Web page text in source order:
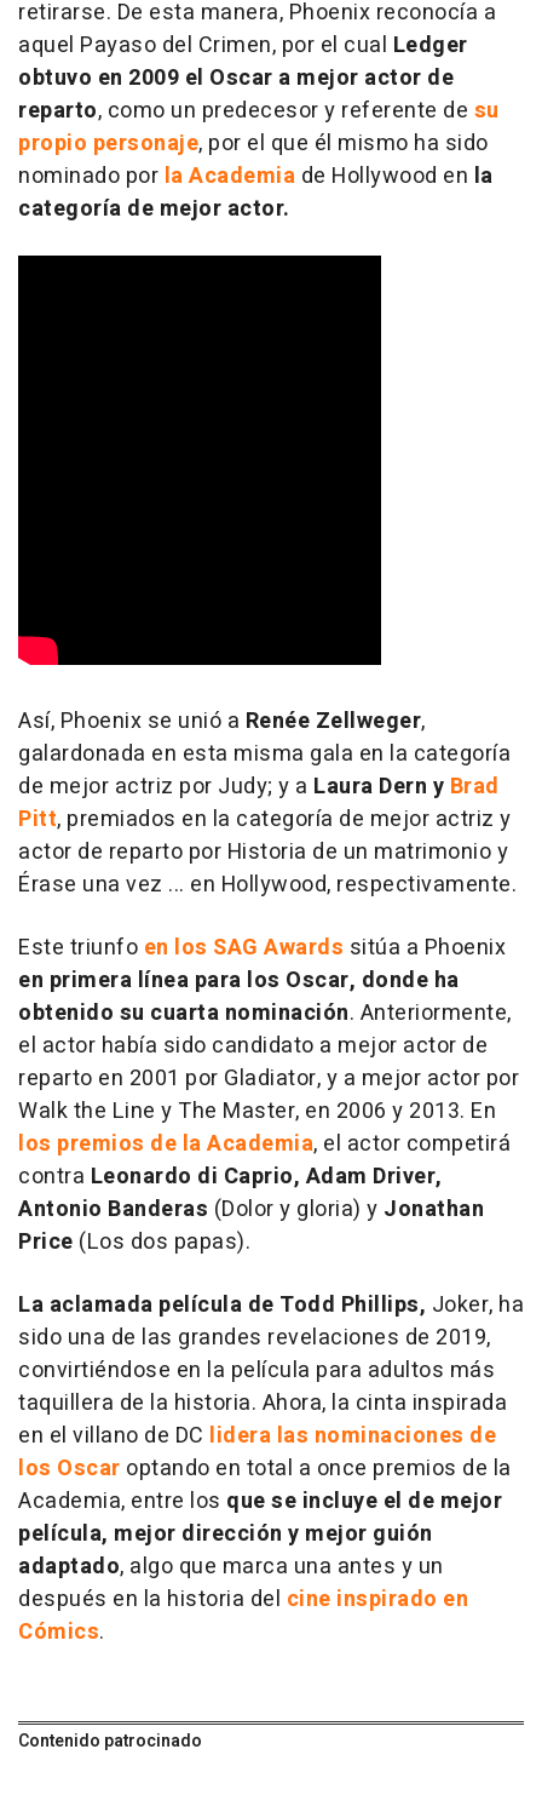
retirarse. De esta manera, Phoenix reconocía a
aquel Payaso del Crimen, por el cual Ledger
obtuvo en 2009 el Oscar a mejor actor de
reparto, como un predecesor y referente de su
propio personaje, por el que él mismo ha sido
nominado por la Academia de Hollywood en la
categoría de mejor actor.
Así, Phoenix se unió a Renée Zellweger,
galardonada en esta misma gala en la categoría
de mejor actriz por Judy; y a Laura Dern y Brad
Pitt, premiados en la categoría de mejor actriz y
actor de reparto por Historia de un matrimonio y
Érase una vez ... en Hollywood, respectivamente.
Este triunfo en los SAG Awards sitúa a Phoenix
en primera línea para los Oscar, donde ha
obtenido su cuarta nominación. Anteriormente,
el actor había sido candidato a mejor actor de
reparto en 2001 por Gladiator, y a mejor actor por
Walk the Line y The Master, en 2006 y 2013. En
los premios de la Academia, el actor competirá
contra Leonardo di Caprio, Adam Driver,
Antonio Banderas (Dolor y gloria) y Jonathan
Price (Los dos papas).
La aclamada película de Todd Phillips, Joker, ha
sido una de las grandes revelaciones de 2019,
convirtiéndose en la película para adultos más
taquillera de la historia. Ahora, la cinta inspirada
en el villano de DC lidera las nominaciones de
los Oscar optando en total a once premios de la
Academia, entre los que se incluye el de mejor
película, mejor dirección y mejor guión
adaptado, algo que marca una antes y un
después en la historia del cine inspirado en
Cómics.
Contenido patrocinado